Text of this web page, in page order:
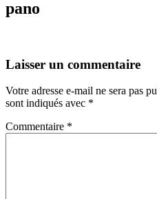
pano
Laisser un commentaire
Votre adresse e-mail ne sera pas
sont indiqués avec *
Commentaire *